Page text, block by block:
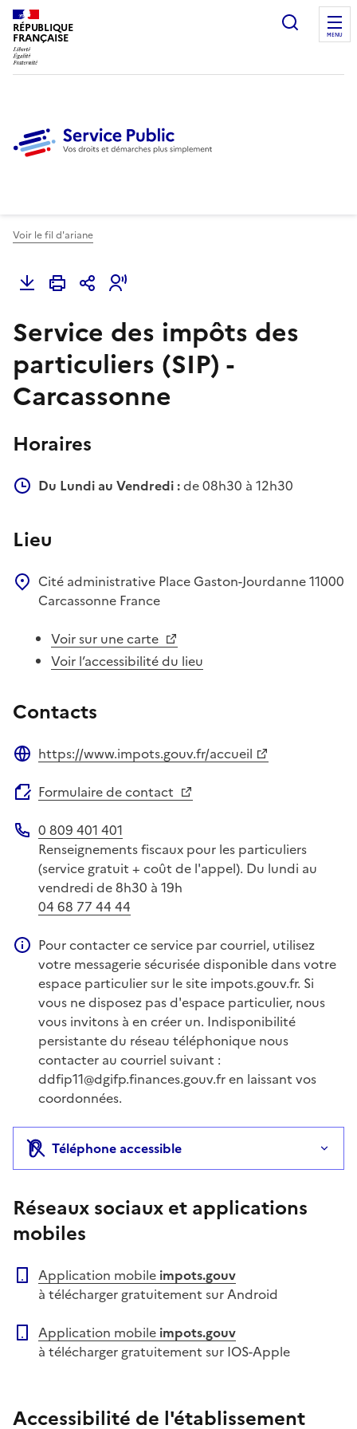
RÉPUBLIQUE
FRANÇAISE
Ouvrir
MENU
Voir le fil d'ariane
Service des impôts des
particuliers (SIP) -
Carcassonne
Horaires
Du Lundi au Vendredi :de 08h30 à 12h30
Lieu
Cité administrative Place Gaston-Jourdanne11000
Carcassonne France
Voir sur une carte
Voir l’accessibilité du lieu
Contacts
https://www.impots.gouv.fr/accueil
Formulaire de contact
Téléphone
0 809 401 401
Renseignements fiscaux pour les particuliers
(service gratuit + coût de l'appel). Du lundi au
vendredi de 8h30 à 19h
04 68 77 44 44
Information complémentaire
Pour contacter ce service par courriel, utilisez
votre messagerie sécurisée disponible dans votre
espace particulier sur le site impots.gouv.fr. Si
vous ne disposez pas d'espace particulier, nous
vous invitons à en créer un. Indisponibilité
persistante du réseau téléphonique nous
contacter au courriel suivant :
ddfip11@dgifp.finances.gouv.fr en laissant vos
coordonnées.
Téléphone accessible
Réseaux sociaux et applications
mobiles
Application mobile impots.gouv
à télécharger gratuitement sur Android
Application mobile impots.gouv
à télécharger gratuitement sur IOS-Apple
Accessibilité de l'établissement